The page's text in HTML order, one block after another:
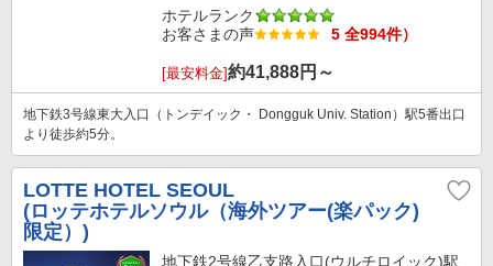
ホテルランク
お客さまの声
5 全994件）
[最安料金]約41,888円～
地下鉄3号線東大入口（トンデイック・ Dongguk Univ. Station）駅5番出口
より徒歩約5分。
LOTTE HOTEL SEOUL
(ロッテホテルソウル（海外ツアー(楽パック)
限定）)
地下鉄2号線乙支路入口(ウルチロイック)駅